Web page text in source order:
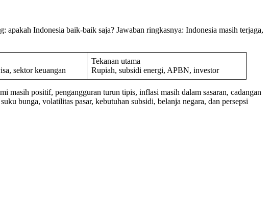
Indonesia baik-baik saja? Jawaban ringkasnya: Indonesia masih terjaga,
sektor keuangan
Tekanan utama
Rupiah, subsidi energi, APBN, investor
masih positif, pengangguran turun tipis, inflasi masih dalam sasaran, cadangan
bunga, volatilitas pasar, kebutuhan subsidi, belanja negara, dan persepsi